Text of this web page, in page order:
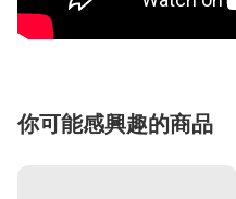
你可能感興趣的商品